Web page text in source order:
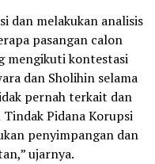
dan melakukan analisis
pasangan calon
mengikuti kontestasi
dan Sholihin selama
pernah terkait dan
Pidana Korupsi
penyimpangan dan
ujarnya.